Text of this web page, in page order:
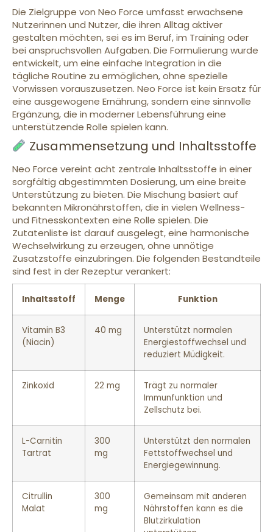
Die Zielgruppe von Neo Force umfasst erwachsene
Nutzerinnen und Nutzer, die ihren Alltag aktiver
gestalten möchten, sei es im Beruf, im Training oder
bei anspruchsvollen Aufgaben. Die Formulierung wurde
entwickelt, um eine einfache Integration in die
tägliche Routine zu ermöglichen, ohne spezielle
Vorwissen vorauszusetzen. Neo Force ist kein Ersatz für
eine ausgewogene Ernährung, sondern eine sinnvolle
Ergänzung, die in moderner Lebensführung eine
unterstützende Rolle spielen kann.
Zusammensetzung und Inhaltsstoffe
Neo Force vereint acht zentrale Inhaltsstoffe in einer
sorgfältig abgestimmten Dosierung, um eine breite
Unterstützung zu bieten. Die Mischung basiert auf
bekannten Mikronährstoffen, die in vielen Wellness-
und Fitnesskontexten eine Rolle spielen. Die
Zutatenliste ist darauf ausgelegt, eine harmonische
Wechselwirkung zu erzeugen, ohne unnötige
Zusatzstoffe einzubringen. Die folgenden Bestandteile
sind fest in der Rezeptur verankert:
Inhaltsstoff Menge Funktion
Vitamin B3
(Niacin)
40 mg
Unterstützt normalen
Energiestoffwechsel und
reduziert Müdigkeit.
Zinkoxid 22 mg
Trägt zu normaler
Immunfunktion und
Zellschutz bei.
L-Carnitin
Tartrat
300
mg
Unterstützt den normalen
Fettstoffwechsel und
Energiegewinnung.
Citrullin
Malat
300
mg
Gemeinsam mit anderen
Nährstoffen kann es die
Blutzirkulation